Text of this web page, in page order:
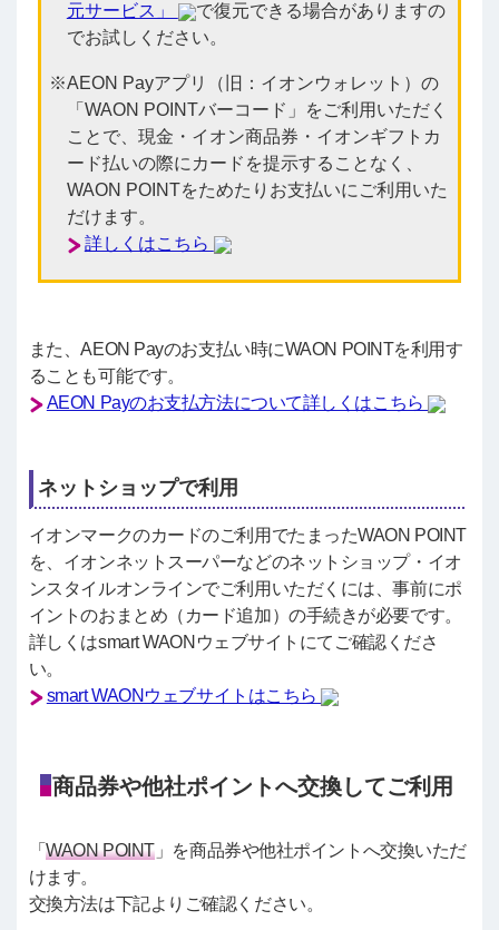
元サービス」
で復元できる場合がありますの
でお試しください。
AEON Payアプリ（旧：イオンウォレット）の
「WAON POINTバーコード」をご利用いただく
ことで、現金・イオン商品券・イオンギフトカ
ード払いの際にカードを提示することなく、
WAON POINTをためたりお支払いにご利用いた
だけます。
詳しくはこちら
また、AEON Payのお支払い時にWAON POINTを利用す
ることも可能です。
AEON Payのお支払方法について詳しくはこちら
ネットショップで利用
イオンマークのカードのご利用でたまったWAON POINT
を、イオンネットスーパーなどのネットショップ・イオ
ンスタイルオンラインでご利用いただくには、事前にポ
イントのおまとめ（カード追加）の手続きが必要です。
詳しくはsmart WAONウェブサイトにてご確認くださ
い。
smart WAONウェブサイトはこちら
商品券や他社ポイントへ交換してご利用
「WAON POINT」を商品券や他社ポイントへ交換いただ
けます。
交換方法は下記よりご確認ください。